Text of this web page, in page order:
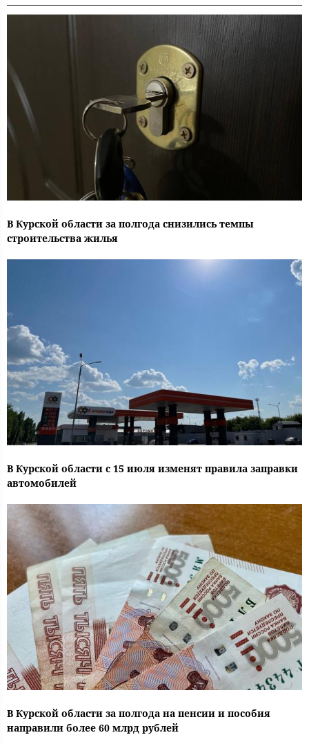
В Курской области за полгода снизились темпы
строительства жилья
В Курской области с 15 июля изменят правила заправки
автомобилей
В Курской области за полгода на пенсии и пособия
направили более 60 млрд рублей